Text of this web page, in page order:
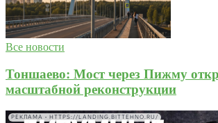
Все новости
Тоншаево: Мост через Пижму
масштабной реконструкции
РЕКЛАМА • HTTPS://LANDING.BITTEHNO.RU/